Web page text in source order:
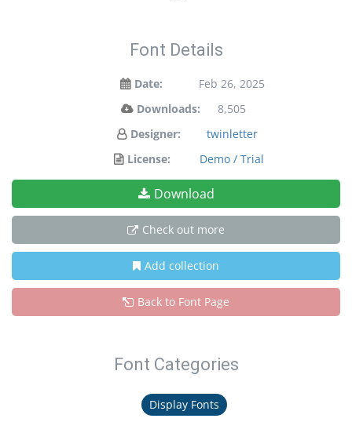
Font Details
Date:
Feb 26, 2025
Downloads:
8,505
Designer:
twinletter
License:
Demo / Trial
Download
Check out more
Add collection
Back to Font Page
Font Categories
Display Fonts